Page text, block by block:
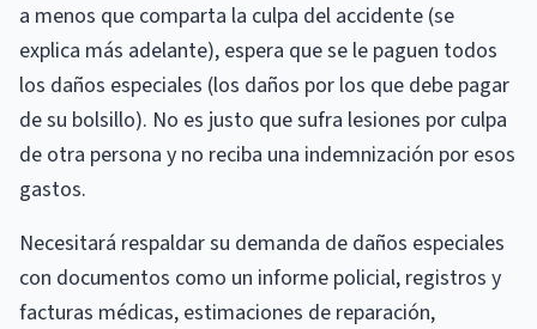
a menos que comparta la culpa del accidente (se
explica más adelante), espera que se le paguen todos
los daños especiales (los daños por los que debe pagar
de su bolsillo). No es justo que sufra lesiones por culpa
de otra persona y no reciba una indemnización por esos
gastos.
Necesitará respaldar su demanda de daños especiales
con documentos como un informe policial, registros y
facturas médicas, estimaciones de reparación,